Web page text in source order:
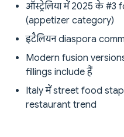
ऑस्ट्रेलिया में 2025 के
(appetizer category)
इटैलियन diaspora
Modern fusion
fillings include हैं
Italy में street food
restaurant trend